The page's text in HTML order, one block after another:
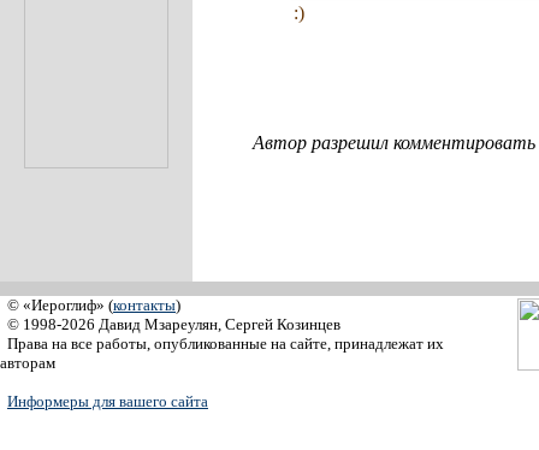
:)
Автор разрешил
© «Иероглиф» (контакты)
© 1998-2026 Давид Мзареулян, Сергей Козинцев
Права на все работы, опубликованные на сайте, принадлежат их
авторам
Информеры для вашего сайта